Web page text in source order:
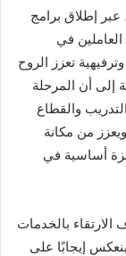
عبر إطلاق برامج
في
تعزز الروح
إلى أن المرحلة
والقطاع
من مكانة
أساسية في
بالخدمات
إيجابًا على